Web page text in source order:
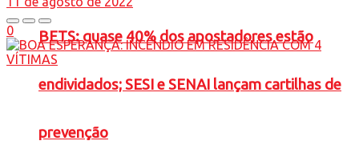
BETS: quase 40% dos apostadores estão
endividados; SESI e SENAI lançam cartilhas de
prevenção
0